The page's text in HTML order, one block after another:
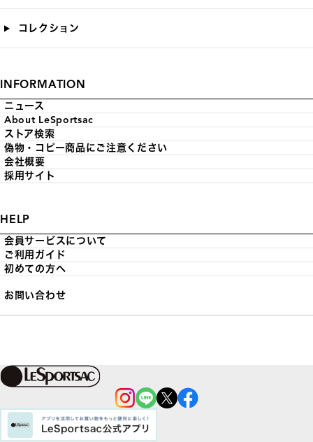
コレクション
INFORMATION
ニュース
About LeSportsac
ストア検索
偽物・コピー商品にご注意ください
会社概要
採用サイト
HELP
会員サービスについて
ご利用ガイド
初めての方へ
お問い合わせ